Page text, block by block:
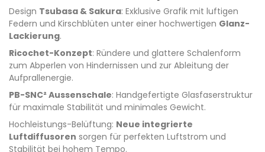
Design Tsubasa & Sakura: Exklusive Grafik mit luftigen
Federn und Kirschblüten unter einer hochwertigen Glanz-
Lackierung.
Ricochet-Konzept: Ründere und glattere Schalenform
zum Abperlen von Hindernissen und zur Ableitung der
Aufprallenergie.
PB-SNC² Aussenschale: Handgefertigte Glasfaserstruktur
für maximale Stabilität und minimales Gewicht.
Hochleistungs-Belüftung: Neue integrierte
Luftdiffusoren sorgen für perfekten Luftstrom und
Stabilität bei hohem Tempo.